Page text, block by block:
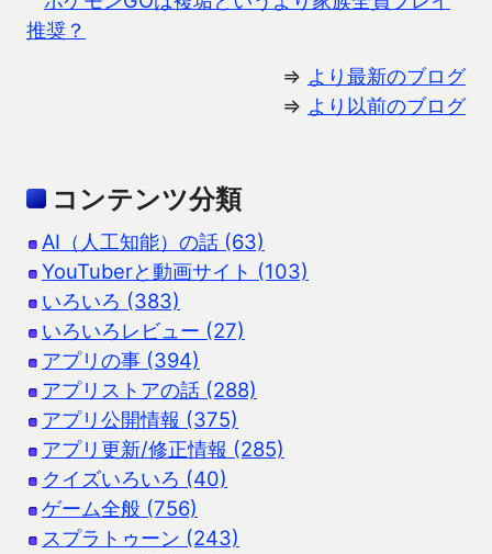
推奨？
⇒ より最新のブログ
⇒ より以前のブログ
コンテンツ分類
AI（人工知能）の話 (63)
YouTuberと動画サイト (103)
いろいろ (383)
いろいろレビュー (27)
アプリの事 (394)
アプリストアの話 (288)
アプリ公開情報 (375)
アプリ更新/修正情報 (285)
クイズいろいろ (40)
ゲーム全般 (756)
スプラトゥーン (243)